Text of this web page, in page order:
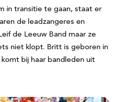
in transitie te gaan, staat er
de leadzangeres en
de Leeuw Band maar ze
niet klopt. Britt is geboren in
bij haar bandleden uit